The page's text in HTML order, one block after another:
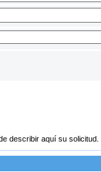
Favor de describir aquí su solicitud.